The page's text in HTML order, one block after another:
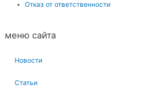
Отказ от ответственности
меню сайта
Новости
Статьи